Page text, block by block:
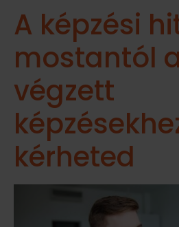
A képzési
mostantól
végzett
kérheted